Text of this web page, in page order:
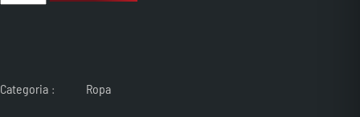
Hoodie
Categoria Ropa